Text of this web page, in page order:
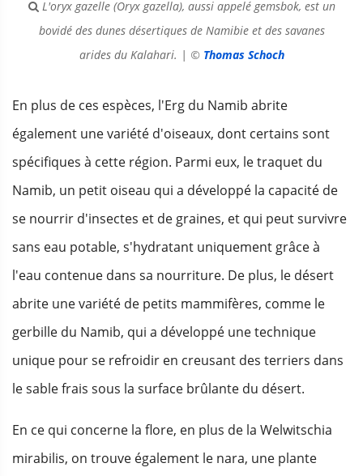
L'oryx gazelle (Oryx gazella), aussi appelé gemsbok, est un
bovidé des dunes désertiques de Namibie et des savanes
arides du Kalahari. | © Thomas Schoch
En plus de ces espèces, l'Erg du Namib abrite
également une variété d'oiseaux, dont certains sont
spécifiques à cette région. Parmi eux, le traquet du
Namib, un petit oiseau qui a développé la capacité de
se nourrir d'insectes et de graines, et qui peut survivre
sans eau potable, s'hydratant uniquement grâce à
l'eau contenue dans sa nourriture. De plus, le désert
abrite une variété de petits mammifères, comme le
gerbille du Namib, qui a développé une technique
unique pour se refroidir en creusant des terriers dans
le sable frais sous la surface brûlante du désert.
En ce qui concerne la flore, en plus de la Welwitschia
mirabilis, on trouve également le nara, une plante